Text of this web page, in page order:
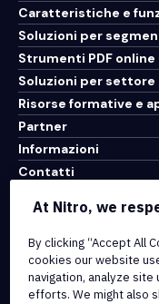
Caratteristiche e
Soluzioni per
Strumenti PDF
Soluzioni per settore
Risorse formative e
Partner
Informazioni
Contatti
Integrazioni e
Termini di servizio
Politica sui cookie
At Nitro, we
By clicking “Accept All
cookies our website
navigation, analyze site
efforts. We might also